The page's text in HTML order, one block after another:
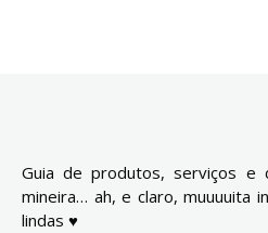
Guia de produtos, serviços e
mineira… ah, e claro, muuuuita
lindas ♥